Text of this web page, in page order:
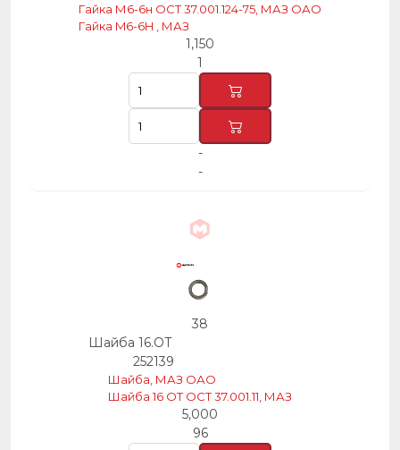
Гайка М6-6н ОСТ 37.001.124-75, МАЗ ОАО
Гайка M6-6H , МАЗ
1,150
1
-
-
38
Шайба 16.ОТ
252139
Шайба, МАЗ ОАО
Шайба 16 OT OCT 37.001.11, МАЗ
5,000
96